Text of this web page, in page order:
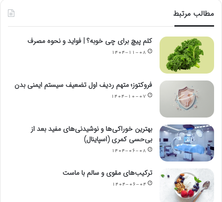
مطالب مرتبط
کلم پیچ برای چی خوبه؟ | فواید و نحوه مصرف
۱۴۰۴-۱۱-۰۸
فروکتوز؛ متهم ردیف اول تضعیف سیستم ایمنی بدن
۱۴۰۴-۱۰-۰۷
بهترین خوراکی‌ها و نوشیدنی‌های مفید بعد از
بی‌حسی کمری (اسپاینال)
۱۴۰۴-۰۶-۰۸
ترکیب‌های مقوی و سالم با ماست
۱۴۰۴-۰۶-۰۴